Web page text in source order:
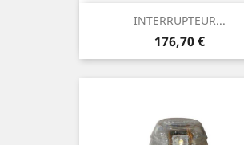
INTERRUPTEUR...
Prix
176,70 €